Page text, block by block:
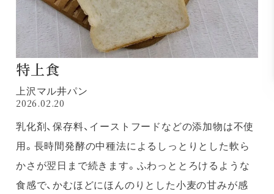
特上食
上沢マル井パン
2026.02.20
乳化剤、保存料、イーストフードなどの添加物は不使
用。長時間発酵の中種法によるしっとりとした軟ら
かさが翌日まで続きます。ふわっととろけるような
食感で、かむほどにほんのりとした小麦の甘みが感